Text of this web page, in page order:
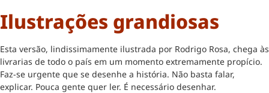
Ilustrações grandiosas
Esta versão, lindissimamente ilustrada por Rodrigo Rosa, chega às
livrarias de todo o país em um momento extremamente propício.
Faz-se urgente que se desenhe a história. Não basta falar,
explicar. Pouca gente quer ler. É necessário desenhar.